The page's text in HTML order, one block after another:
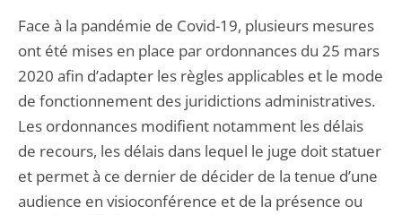
Face à la pandémie de Covid-19, plusieurs mesures
ont été mises en place par ordonnances du 25 mars
2020 afin d’adapter les règles applicables et le mode
de fonctionnement des juridictions administratives.
Les ordonnances modifient notamment les délais
de recours, les délais dans lequel le juge doit statuer
et permet à ce dernier de décider de la tenue d’une
audience en visioconférence et de la présence ou